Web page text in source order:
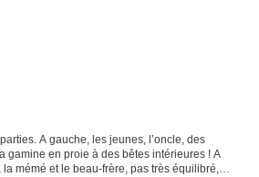
A gauche, les jeunes, l’oncle, des
gamine en proie à des bêtes intérieures ! A
mémé et le beau-frère, pas très équilibré,